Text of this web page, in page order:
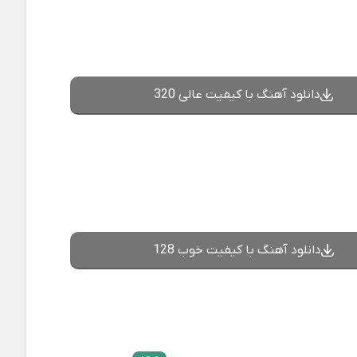
دانلود آهنگ با کیفیت عالی 320
دانلود آهنگ با کیفیت خوب 128